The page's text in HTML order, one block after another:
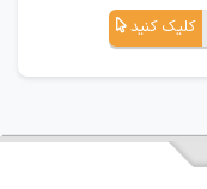
کلیک کنید